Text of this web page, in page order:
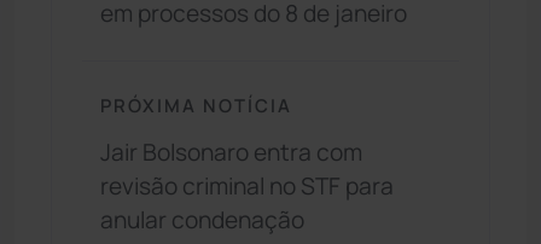
em processos do 8 de janeiro
PRÓXIMA NOTÍCIA
Jair Bolsonaro entra com
revisão criminal no STF para
anular condenação